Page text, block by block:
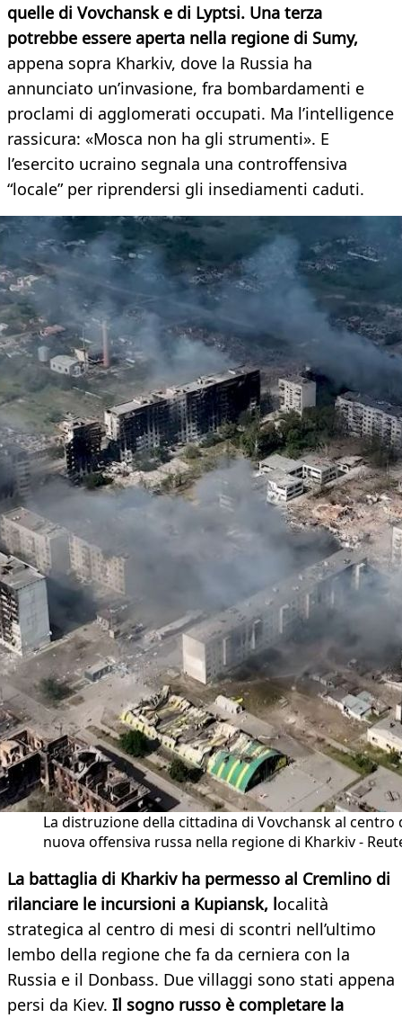
quelle di Vovchansk e di Lyptsi. Una terza
potrebbe essere aperta nella regione di Sumy,
appena sopra Kharkiv, dove la Russia ha
annunciato un’invasione, fra bombardamenti e
proclami di agglomerati occupati. Ma l’intelligence
rassicura: «Mosca non ha gli strumenti». E
l’esercito ucraino segnala una controffensiva
“locale” per riprendersi gli insediamenti caduti.
La distruzione della cittadina di Vovchansk al centro
nuova offensiva russa nella regione di Kharkiv -
La battaglia di Kharkiv ha permesso al Cremlino di
rilanciare le incursioni a Kupiansk, località
strategica al centro di mesi di scontri nell’ultimo
lembo della regione che fa da cerniera con la
Russia e il Donbass. Due villaggi sono stati appena
persi da Kiev. Il sogno russo è completare la